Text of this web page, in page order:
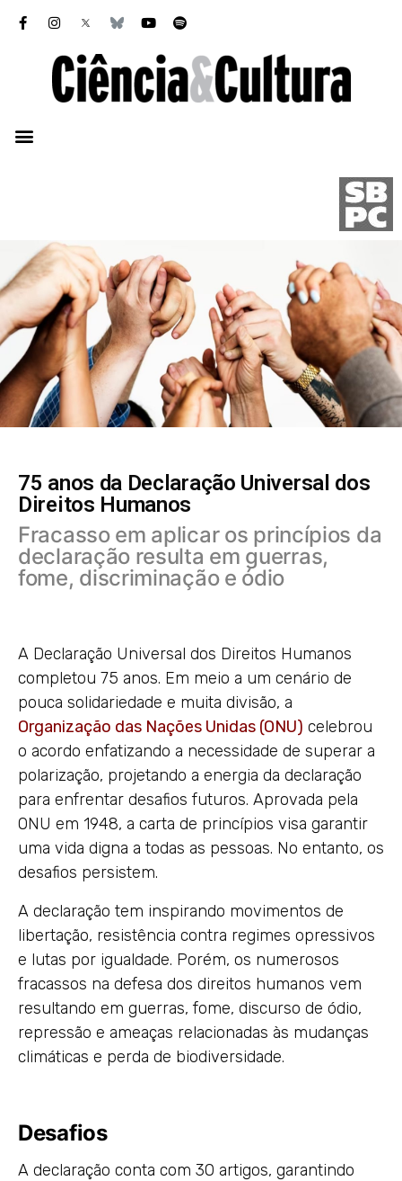
75 anos da Declaração Universal dos
Direitos Humanos
Fracasso em aplicar os princípios da
declaração resulta em guerras,
fome, discriminação e ódio
A Declaração Universal dos Direitos Humanos
completou 75 anos. Em meio a um cenário de
pouca solidariedade e muita divisão, a
Organização das Nações Unidas (ONU) celebrou
o acordo enfatizando a necessidade de superar a
polarização, projetando a energia da declaração
para enfrentar desafios futuros. Aprovada pela
ONU em 1948, a carta de princípios visa garantir
uma vida digna a todas as pessoas. No entanto, os
desafios persistem.
A declaração tem inspirando movimentos de
libertação, resistência contra regimes opressivos
e lutas por igualdade. Porém, os numerosos
fracassos na defesa dos direitos humanos vem
resultando em guerras, fome, discurso de ódio,
repressão e ameaças relacionadas às mudanças
climáticas e perda de biodiversidade.
Desafios
A declaração conta com 30 artigos, garantindo